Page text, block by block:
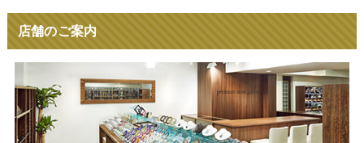
店舗のご案内